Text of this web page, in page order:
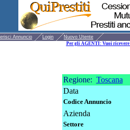
Annuncio Login
Nuovo Utente
Per gli AGENTI: Vuoi
Regione: Toscana
Data
Codice Annuncio
Azienda
Settore